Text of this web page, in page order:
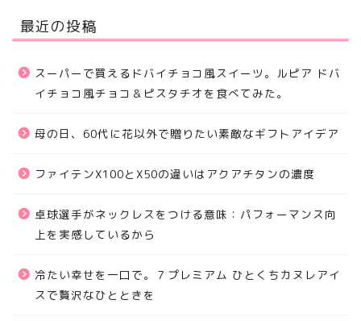
最近の投稿
スーパーで買えるドバイチョコ風スイーツ。ルピア ドバ
イチョコ風チョコ＆ピスタチオを食べてみた。
母の日、60代に花以外で贈りたい素敵なギフトアイデア
ファイテンX100とX50の違いはアクアチタンの濃度
卓球選手がネックレスをつける意味：パフォーマンス向
上を実感しているから
冷たい幸せを一口で。７プレミアム ひとくちカヌレアイ
スで贅沢なひとときを